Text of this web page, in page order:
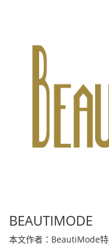
BEAUTIMODE
本文作者：BeautiMode特